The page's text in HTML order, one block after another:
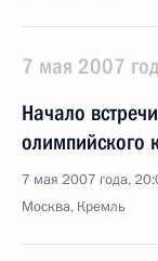
7 мая 2007
Начало
олимпийского
7 мая 2007 года,
Москва, Кремль